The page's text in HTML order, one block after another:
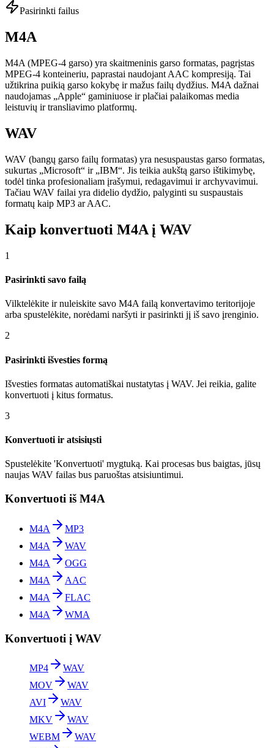
Pasirinkti failus
M4A
M4A (MPEG-4 garso) yra skaitmeninis garso formatas, pagrįstas
MPEG-4 konteineriu, paprastai naudojant AAC kompresiją. Tai
užtikrina puikią garso kokybę ir mažus failų dydžius. M4A dažnai
naudojamas „Apple“ gaminiuose ir plačiai palaikomas media
leistuvių ir transliavimo platformų.
WAV
WAV (bangų garso failų formatas) yra nesuspaustas garso formatas,
sukurtas „Microsoft“ ir „IBM“. Jis teikia aukštą garso ištikimybę,
todėl tinka profesionaliam įrašymui, redagavimui ir archyvavimui.
Tačiau WAV failai yra didelio dydžio, palyginti su suspaustais
formatų kaip MP3 ar AAC.
Kaip konvertuoti M4A į WAV
1
Pasirinkti savo failą
Vilktelėkite ir nuleiskite savo M4A failą konvertavimo teritorijoje
arba spustelėkite, norėdami naršyti ir pasirinkti jį iš savo įrenginio.
2
Pasirinkti išvesties formą
Išvesties formatas automatiškai nustatytas į WAV. Jei reikia, galite
konvertuoti į kitus formatus.
3
Konvertuoti ir atsisiųsti
Spustelėkite 'Konvertuoti' mygtuką. Kai procesas bus baigtas, jūsų
naujas WAV failas bus paruoštas atsisiuntimui.
Konvertuoti iš M4A
M4A
MP3
M4A
WAV
M4A
OGG
M4A
AAC
M4A
FLAC
M4A
WMA
Konvertuoti į WAV
MP4
WAV
MOV
WAV
AVI
WAV
MKV
WAV
WEBM
WAV